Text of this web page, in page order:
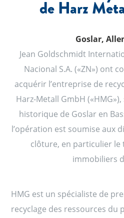
de Harz
Goslar,
Jean Goldschmidt
Nacional S.A. («ZN») ont
acquérir l’entreprise de
Harz-Metall GmbH
historique de Goslar en
l’opération est soumise aux
clôture, en particulier le
immobiliers
HMG est un spécialiste de
recyclage des ressources du